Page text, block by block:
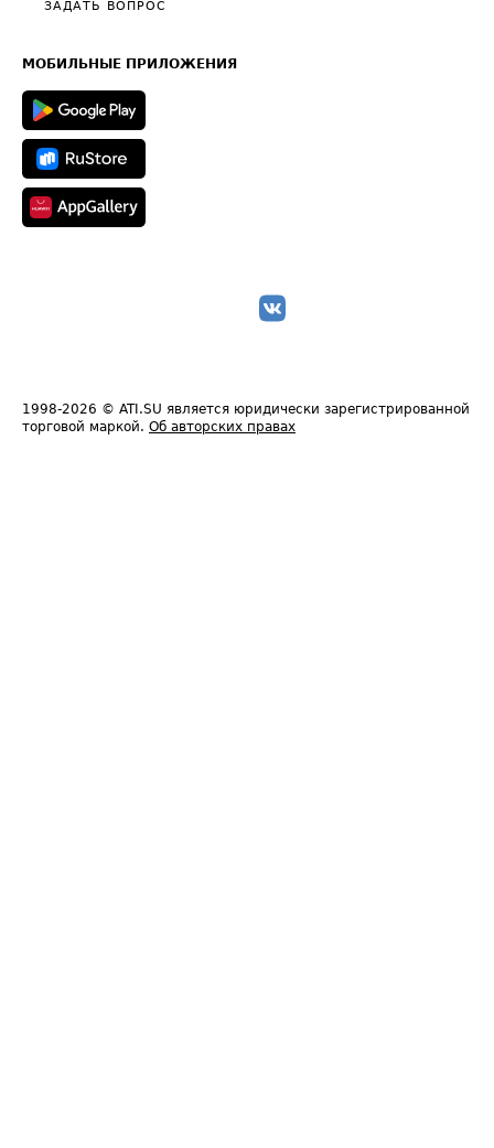
Общие положения
Техническая информация
ЗАДАТЬ ВОПРОС
МОБИЛЬНЫЕ ПРИЛОЖЕНИЯ
1998-2026 © ATI.SU является юридически зарегистрированной
торговой маркой. Об авторских правах